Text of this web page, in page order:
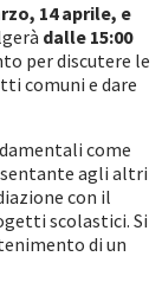
14 aprile, e
dalle 15:00
per discutere le
comuni e dare
come
agli altri
con il
scolastici. Si
di un